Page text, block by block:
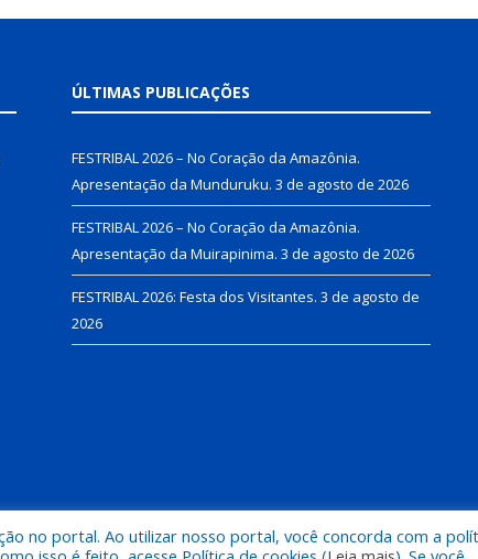
ÚLTIMAS PUBLICAÇÕES
FESTRIBAL 2026 – No Coração da Amazônia.
Apresentação da Munduruku. 3 de agosto de 2026
FESTRIBAL 2026 – No Coração da Amazônia.
Apresentação da Muirapinima. 3 de agosto de 2026
FESTRIBAL 2026: Festa dos Visitantes. 3 de agosto de
2026
de Juruti. Mapa do
no portal. Ao utilizar nosso portal, você concorda com a